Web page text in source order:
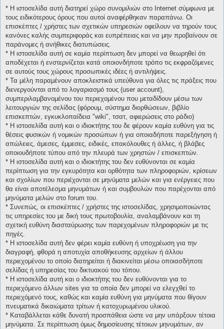
* H ιστοσελίδα αυτή διατηρεί χώρο συνομιλιών στο Internet σύμφωνα με
τους ειδικότερους όρους που αυτοί αναφέρθηκαν παραπάνω. Οι
επισκέπτες / χρήστες των σχετικών υπηρεσιών οφείλουν να τηρούν τους
κανόνες καλής συμπεριφοράς και ευπρέπειας και να μην προβαίνουν σε
παράνομες ή ανήθικες διατυπώσεις.
* H ιστοσελίδα αυτή σε καμία περίπτωση δεν μπορεί να θεωρηθεί ότι
αποδέχεται ή ενστερνίζεται κατά οποιονδήποτε τρόπο τις εκφραζόμενες
σε αυτούς τους χώρους προσωπικές ιδέες ή αντιλήψεις.
* Τα μέλη παραμένουν αποκλειστικά υπεύθυνα για όλες τις πράξεις που
διενεργούνται από το λογαριασμό τους (user account),
συμπεριλαμβανομένου του περιεχομένου που μεταδίδουν μέσω των
λειτουργιών της σελίδας (φόρουμ, σύστημα διορθώσεων, βιβλίο
επισκεπτών, εγκυκλοπαίδεια "wiki", τσατ, αφιερώσεις στο ράδιο)
* H ιστοσελίδα αυτή και ο ιδιοκτήτης του δε φέρουν καμία ευθύνη για τις
θέσεις φυσικών ή νομικών προσώπων ή για οποιαδήποτε παρεξήγηση ή
απώλειες, άμεσες, έμμεσες, ειδικές, επακόλουθες ή άλλες, ή βλάβες
οποιουδήποτε τύπου από την πλευρά των χρηστών / επισκεπτών.
* H ιστοσελίδα αυτή και ο ιδιοκτήτης του δεν ευθύνονται σε καμία
περίπτωση για την εγκυρότητα και ορθότητα των πληροφοριών, κρίσεων
και σχολίων που περιέχονται σε μηνύματα μελών και για ενέργειες που
θα είναι αποτέλεσμα μηνυμάτων ή και συμβουλών που παρέχονται από
μηνύματα μελών στο forum του.
* Συνεπώς, οι επισκέπτες / χρήστες της ιστοσελίδας, χρησιμοποιώντας
τις υπηρεσίες του με δική τους πρωτοβουλία, αναλαμβάνουν και τη
σχετική ευθύνη διασταύρωσης των παρεχομένων πληροφοριών με τις
πηγές.
* H ιστοσελίδα αυτή δεν φέρει καμία ευθύνη ή υποχρέωση για την
διαγραφή, φθορά η αποτυχία αποθήκευσης αρχείων ή άλλου
περιεχομένου το οποίο διατηρείται ή διακινείται μέσω οποιασδήποτε
σελίδας ή υπηρεσίας του δικτυακού του τόπου.
* H ιστοσελίδα αυτή και ο ιδιοκτήτης του δεν ευθύνονται για το
περιεχόμενο άλλων sites για τα οποία δεν μπορεί να ελεγχθεί το
περιεχόμενό τους, καθώς και καμία ευθύνη για μηνύματα που θίγουν
πνευματικά δικαιώματα τρίτων ή κατοχυρωμένου υλικού.
* Καταβάλλεται κάθε δυνατή προσπάθεια ώστε να μην υπάρξουν τέτοια
μηνύματα. Σε περίπτωση όμως δημοσίευσης τέτοιων μηνυμάτων, αν